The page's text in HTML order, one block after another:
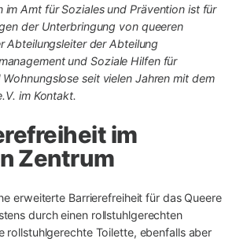
im Amt für Soziales und Prävention ist für
der Unterbringung von queeren
Abteilungsleiter der Abteilung
und Soziale Hilfen für
seit vielen Jahren mit dem
im Kontakt.
im
Zentrum
erweiterte Barrierefreiheit für das Queere
durch einen rollstuhlgerechten
rollstuhlgerechte Toilette, ebenfalls aber